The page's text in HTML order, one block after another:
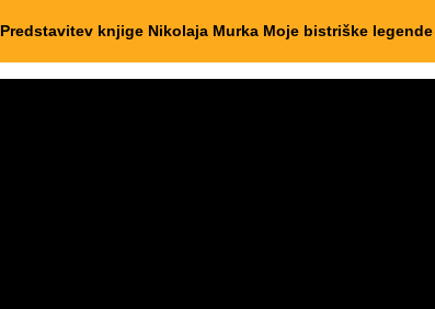
Predstavitev knjige Nikolaja Murka Moje bistriške legende